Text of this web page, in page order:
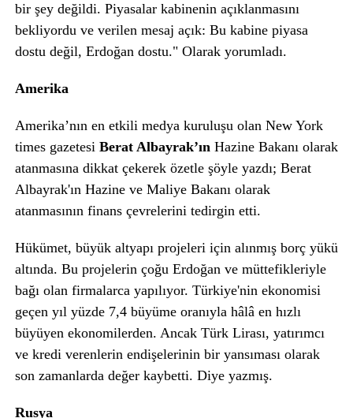
bir şey değildi. Piyasalar kabinenin açıklanmasını
bekliyordu ve verilen mesaj açık: Bu kabine piyasa
dostu değil, Erdoğan dostu." Olarak yorumladı.
Amerika
Amerika’nın en etkili medya kuruluşu olan New York
times gazetesi Berat Albayrak’ın Hazine Bakanı olarak
atanmasına dikkat çekerek özetle şöyle yazdı; Berat
Albayrak'ın Hazine ve Maliye Bakanı olarak
atanmasının finans çevrelerini tedirgin etti.
Hükümet, büyük altyapı projeleri için alınmış borç yükü
altında. Bu projelerin çoğu Erdoğan ve müttefikleriyle
bağı olan firmalarca yapılıyor. Türkiye'nin ekonomisi
geçen yıl yüzde 7,4 büyüme oranıyla hâlâ en hızlı
büyüyen ekonomilerden. Ancak Türk Lirası, yatırımcı
ve kredi verenlerin endişelerinin bir yansıması olarak
son zamanlarda değer kaybetti. Diye yazmış.
Rusya